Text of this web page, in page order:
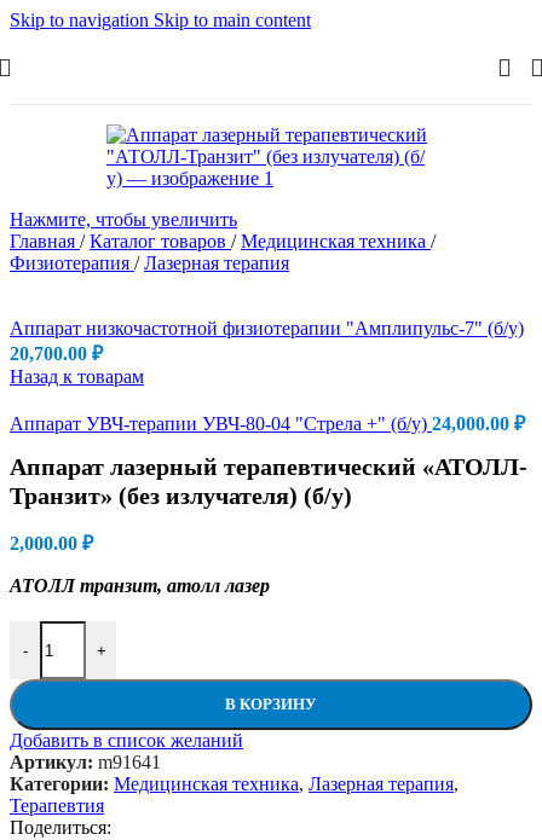
Skip to navigation Skip to main content
Нажмите, чтобы увеличить
Главная / Каталог товаров / Медицинская техника /
Физиотерапия / Лазерная терапия
Аппарат низкочастотной физиотерапии "Амплипульс-7" (б/у)
20,700.00 ₽
Назад к товарам
Аппарат УВЧ-терапии УВЧ-80-04 "Стрела +" (б/у) 24,000.00 ₽
Аппарат лазерный терапевтический «АТОЛЛ-
Транзит» (без излучателя) (б/у)
2,000.00 ₽
АТОЛЛ транзит, атолл лазер
-
Количество товара Аппарат лазерный терапевтический
+
В КОРЗИНУ
Добавить в список желаний
Артикул: m91641
Категории: Медицинская техника, Лазерная терапия,
Терапевтия
Поделиться: